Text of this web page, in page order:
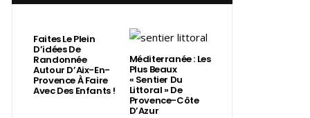
Faites Le Plein
D’idées De
Randonnée
Autour D’Aix-En-
Provence À Faire
Avec Des Enfants !
Méditerranée : Les
Plus Beaux
« Sentier Du
Littoral » De
Provence-Côte
D’Azur